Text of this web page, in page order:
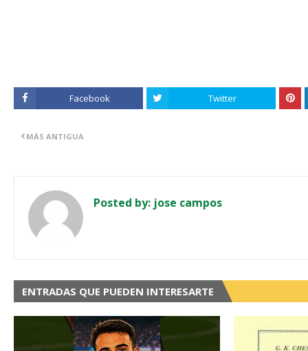
Facebook Twitter
MÁS ANTIGUA
Posted by: jose campos
ENTRADAS QUE PUEDEN INTERESARTE